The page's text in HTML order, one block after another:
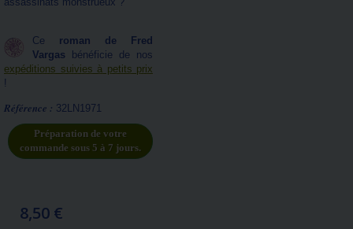
Ce roman de Fred
Vargasbénéficie de nos
expéditions suivies à petits prix
!
Référence : 32LN1971
Préparation de votre
commande sous 5 à 7 jours.
8,50 €